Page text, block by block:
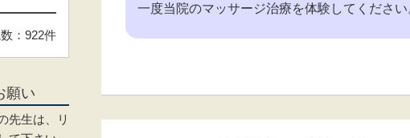
一度当院のマッサージ治療を体験してください
：922件
願い
先生は、リ